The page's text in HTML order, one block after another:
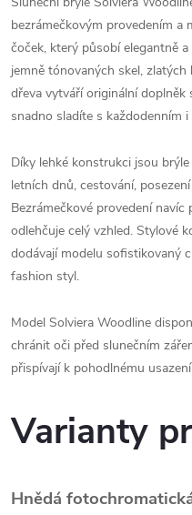
bezrámečkovým provedením a
čoček, který působí elegantně
jemně tónovaných skel,
dřeva vytváří originální
snadno sladíte s každodenním
Díky lehké konstrukci jsou
letních dnů, cestování,
Bezrámečkové provedení
odlehčuje celý vzhled. Stylové
dodávají modelu sofistikovaný
fashion styl.
Model Solviera Woodline
chránit oči před slunečním
přispívají k pohodlnému
Varianty
Hnědá